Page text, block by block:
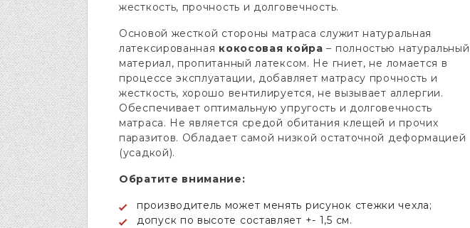
жесткость, прочность и долговечность.
Основой жесткой стороны матраса служит натуральная
латексированная кокосовая койра – полностью натуральный
материал, пропитанный латексом. Не гниет, не ломается в
процессе эксплуатации, добавляет матрасу прочность и
жесткость, хорошо вентилируется, не вызывает аллергии.
Обеспечивает оптимальную упругость и долговечность
матраса. Не является средой обитания клещей и прочих
паразитов. Обладает самой низкой остаточной деформацией
(усадкой).
Обратите внимание:
производитель может менять рисунок стежки чехла;
допуск по высоте составляет +- 1,5 см.